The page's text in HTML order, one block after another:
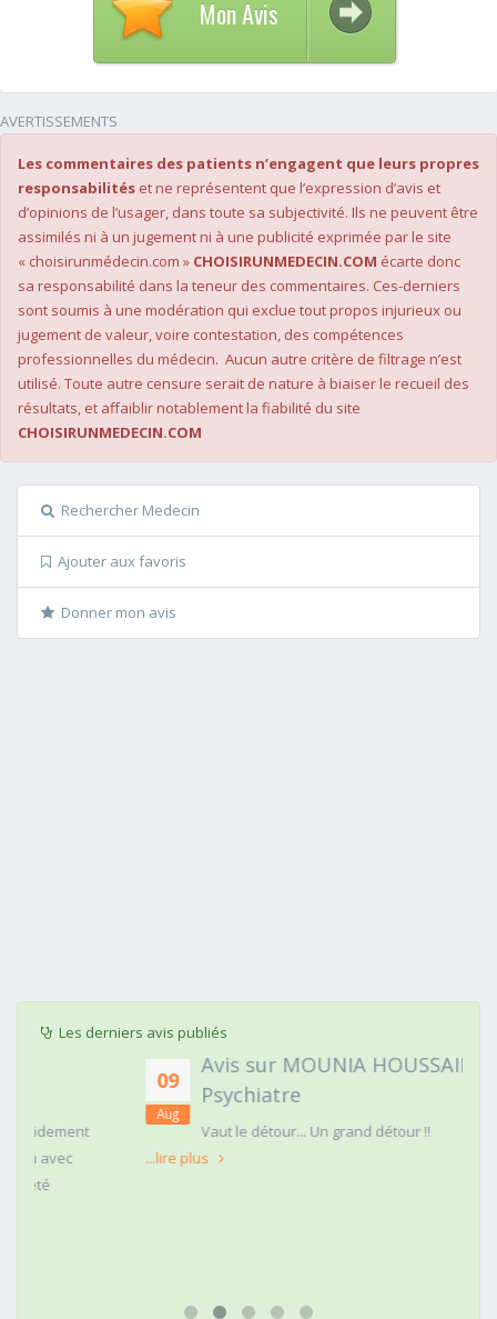
Mon Avis
AVERTISSEMENTS
Les commentaires des patients n’engagent que leurs propres
responsabilités et ne représentent que l’expression d’avis et
d’opinions de l’usager, dans toute sa subjectivité. Ils ne peuvent être
assimilés ni à un jugement ni à une publicité exprimée par le site
« choisirunmédecin.com » CHOISIRUNMEDECIN.COM écarte donc
sa responsabilité dans la teneur des commentaires. Ces-derniers
sont soumis à une modération qui exclue tout propos injurieux ou
jugement de valeur, voire contestation, des compétences
professionnelles du médecin. Aucun autre critère de filtrage n’est
utilisé. Toute autre censure serait de nature à biaiser le recueil des
résultats, et affaiblir notablement la fiabilité du site
CHOISIRUNMEDECIN.COM
Rechercher Medecin
Ajouter aux favoris
Donner mon avis
Les derniers avis publiés
Avis sur MOUNIA HOUSSAIM,
Psychiatre
Vaut le détour... Un grand détour !!
...lire plus